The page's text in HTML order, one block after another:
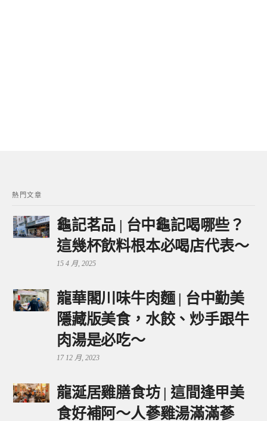
熱門文章
龜記茗品 | 台中龜記喝哪些？
這幾杯飲料根本必喝店代表～
15 4 月, 2025
龍華閣川味牛肉麵 | 台中勤美
隱藏版美食，水餃、炒手跟牛
肉湯是必吃～
17 12 月, 2023
龍涎居雞膳食坊 | 這間逢甲美
食好補阿～人蔘雞湯滿滿蔘